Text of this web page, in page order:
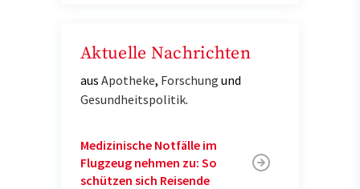
Aktuelle Nachrichten
aus Apotheke, Forschung und
Gesundheitspolitik.
Medizinische Notfälle im
Flugzeug nehmen zu: So
schützen sich Reisende